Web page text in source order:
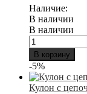
Наличие:
В наличии
В наличии
В корзину
-5%
Кулон с